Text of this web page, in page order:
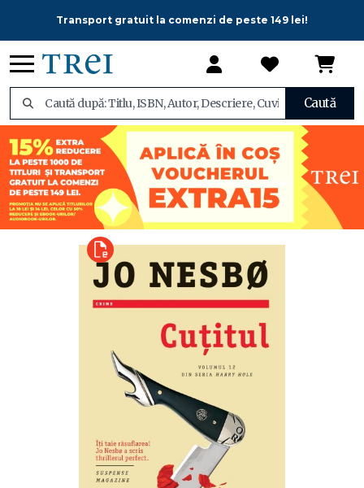
Transport gratuit la comenzi de peste 149 lei!
Caută